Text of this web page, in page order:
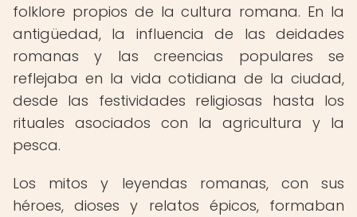
folklore propios de la cultura romana. En la
antigüedad, la influencia de las deidades
romanas y las creencias populares se
reflejaba en la vida cotidiana de la ciudad,
desde las festividades religiosas hasta los
rituales asociados con la agricultura y la
pesca.
Los mitos y leyendas romanas, con sus
héroes, dioses y relatos épicos, formaban